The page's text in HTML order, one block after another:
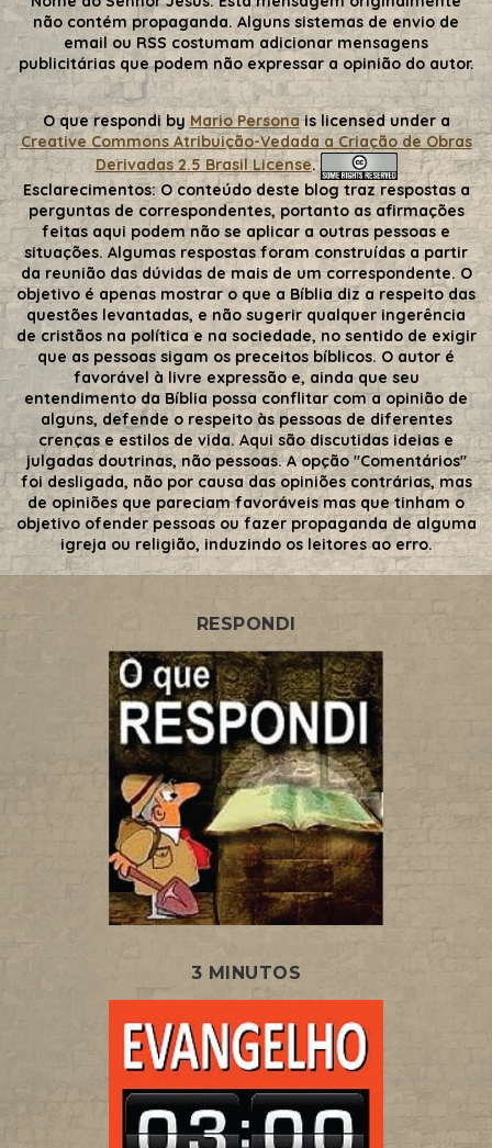
não contém propaganda. Alguns sistemas de envio de
email ou RSS costumam adicionar mensagens
publicitárias que podem não expressar a opinião do autor.
O que respondibyMario Personais licensed under a
Creative Commons Atribuição-Vedada a Criação de Obras
Derivadas 2.5 Brasil License.
Esclarecimentos:O conteúdo deste blog traz respostas a
perguntas de correspondentes, portanto as afirmações
feitas aqui podem não se aplicar a outras pessoas e
situações. Algumas respostas foram construídas a partir
da reunião das dúvidas de mais de um correspondente. O
objetivo é apenas mostrar o que a Bíblia diz a respeito das
questões levantadas, e não sugerir qualquer ingerência
de cristãos na política e na sociedade, no sentido de exigir
que as pessoas sigam os preceitos bíblicos. O autor é
favorável à livre expressão e, ainda que seu
entendimento da Bíblia possa conflitar com a opinião de
alguns, defende o respeito às pessoas de diferentes
crenças e estilos de vida. Aqui são discutidas ideias e
julgadas doutrinas, não pessoas. A opção "Comentários"
foi desligada, não por causa das opiniões contrárias, mas
de opiniões que pareciam favoráveis mas que tinham o
objetivo ofender pessoas ou fazer propaganda de alguma
igreja ou religião, induzindo os leitores ao erro.
RESPONDI
3 MINUTOS